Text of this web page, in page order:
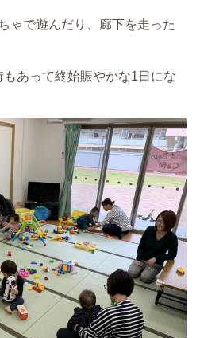
ゃで遊んだり、廊下を走った
もあって終始賑やかな1 日にな